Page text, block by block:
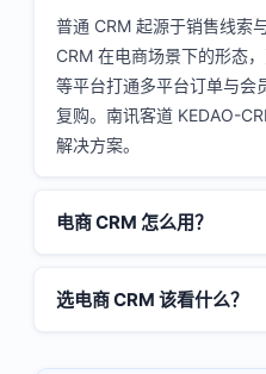
普通 CRM 起源于销售线索
CRM 在电商场景下的形态
等平台打通多平台订单与会
复购。南讯客道 KEDAO-
解决方案。
电商 CRM 怎么用？
选电商 CRM 该看什么？